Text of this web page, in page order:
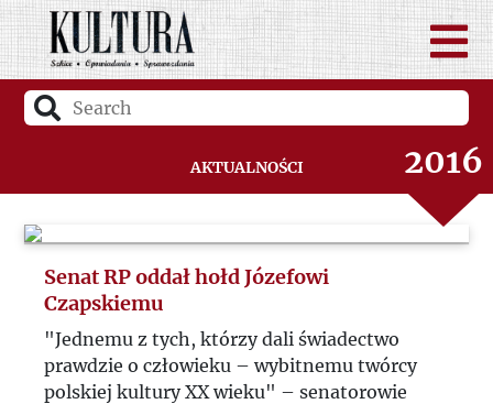
Aktualności
2018
2017
2016
2015
Senat RP oddał hołd Józefowi
Czapskiemu
"Jednemu z tych, którzy dali świadectwo
prawdzie o człowieku – wybitnemu twórcy
polskiej kultury XX wieku" – senatorowie